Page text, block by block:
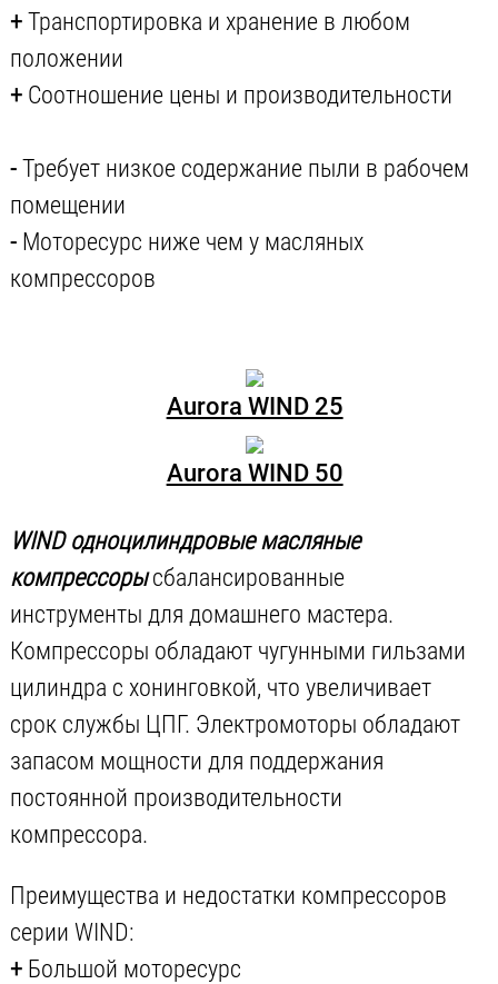
+Транспортировка и хранение в любом
положении
+Соотношение цены и производительности
-Требует низкое содержание пыли в рабочем
помещении
-Моторесурс ниже чем у масляных
компрессоров
Aurora WIND 25
Aurora WIND 50
WIND одноцилиндровые масляные
компрессорысбалансированные
инструменты для домашнего мастера.
Компрессоры обладают чугунными гильзами
цилиндра с хонинговкой, что увеличивает
срок службы ЦПГ. Электромоторы обладают
запасом мощности для поддержания
постоянной производительности
компрессора.
Преимущества и недостатки компрессоров
серии WIND:
+Большой моторесурс